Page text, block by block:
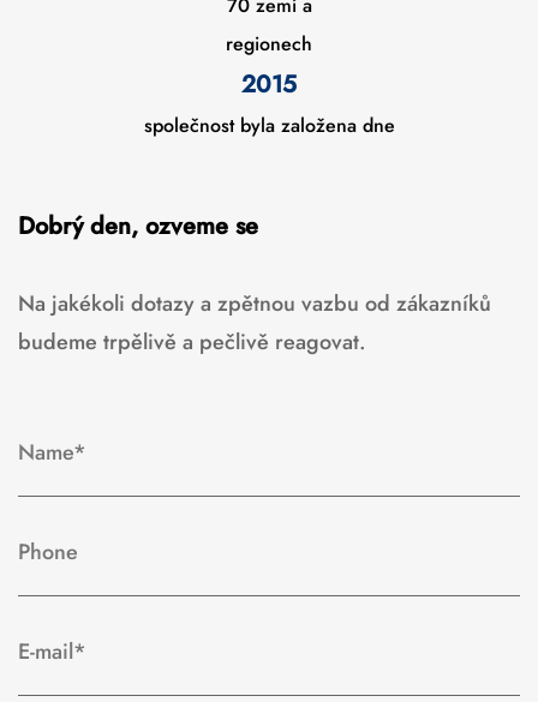
regionech
2015
společnost byla založena dne
Dobrý den, ozveme se
Na jakékoli dotazy a zpětnou vazbu od zákazníků
budeme trpělivě a pečlivě reagovat.